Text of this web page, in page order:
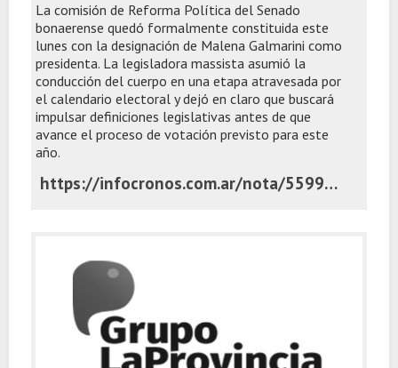
La comisión de Reforma Política del Senado
bonaerense quedó formalmente constituida este
lunes con la designación de Malena Galmarini como
presidenta. La legisladora massista asumió la
conducción del cuerpo en una etapa atravesada por
el calendario electoral y dejó en claro que buscará
impulsar definiciones legislativas antes de que
avance el proceso de votación previsto para este
año.
https://infocronos.com.ar/nota/55999/galmarini-arranco-la-comision-de-reforma-politica-busca-avanzar-con-cambios-antes-de-fin-de-ano/